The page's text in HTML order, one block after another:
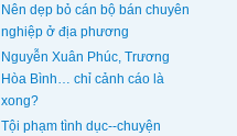
Nên dẹp bỏ cán bộ bán chuyên
nghiệp ở địa phương
Nguyễn Xuân Phúc, Trương
Hòa Bình… chỉ cảnh cáo là
xong?
Tội phạm tình dục--chuyện